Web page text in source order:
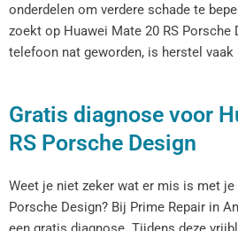
onderdelen om verdere schade te
zoekt op Huawei Mate 20 RS Porsche
telefoon nat geworden, is herstel
Gratis diagnose voor
RS Porsche Design
Weet je niet zeker wat er mis is met je
Porsche Design? Bij Prime Repair in